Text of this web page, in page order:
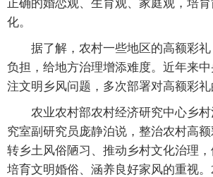
正确的婚恋观、生育观、家庭观，培
化。
据了解，农村一些地区的高额彩礼
负担，给地方治理增添难度。近年来
注文明乡风问题，多次部署对高额彩礼
农业农村部农村经济研究中心乡村
究室副研究员庞静泊说，整治农村高
转乡土风俗陋习、推动乡村文化治理
培育文明婚俗、涵养良好家风的重视